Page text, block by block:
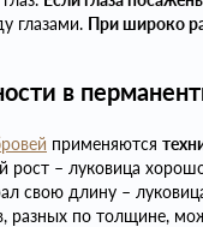
глазами. При широко
в
применяются
рост – луковица
свою длину –
разных по толщине,